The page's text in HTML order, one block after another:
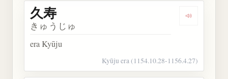
Dengarkan
久寿
きゅうじゅ
era Kyūju
Kyūju era (1154.10.28-1156.4.27)